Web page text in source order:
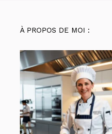
À PROPOS DE MOI :